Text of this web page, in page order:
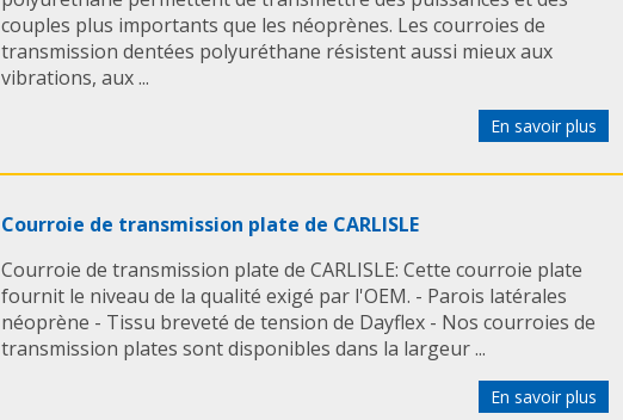
couples plus importants que les néoprènes. Les courroies de
transmission dentées polyuréthane résistent aussi mieux aux
vibrations, aux ...
En savoir plus
Courroie de transmission plate de CARLISLE
Courroie de transmission plate de CARLISLE: Cette courroie plate
fournit le niveau de la qualité exigé par l'OEM. - Parois latérales
néoprène - Tissu breveté de tension de Dayflex - Nos courroies de
transmission plates sont disponibles dans la largeur ...
En savoir plus